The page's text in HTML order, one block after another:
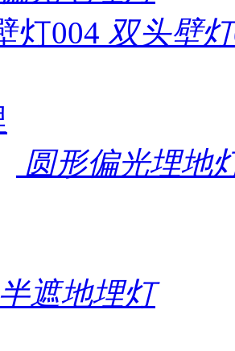
双头壁
圆形偏光埋地
半遮地埋灯